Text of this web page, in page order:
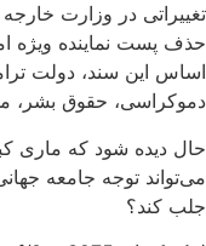
تغییراتی در وزارت
حذف پست نماینده‌ ویژه‌
اساس این سند، دولت
دموکراسی، حقوق بشر،
حال دیده شود که ماری
می‌تواند توجه جامعه
جلب کند؟